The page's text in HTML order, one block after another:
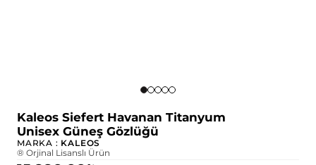
Kaleos Siefert Havanan Titanyum
Unisex Güneş Gözlüğü
MARKA : KALEOS
® Orjinal Lisanslı Ürün